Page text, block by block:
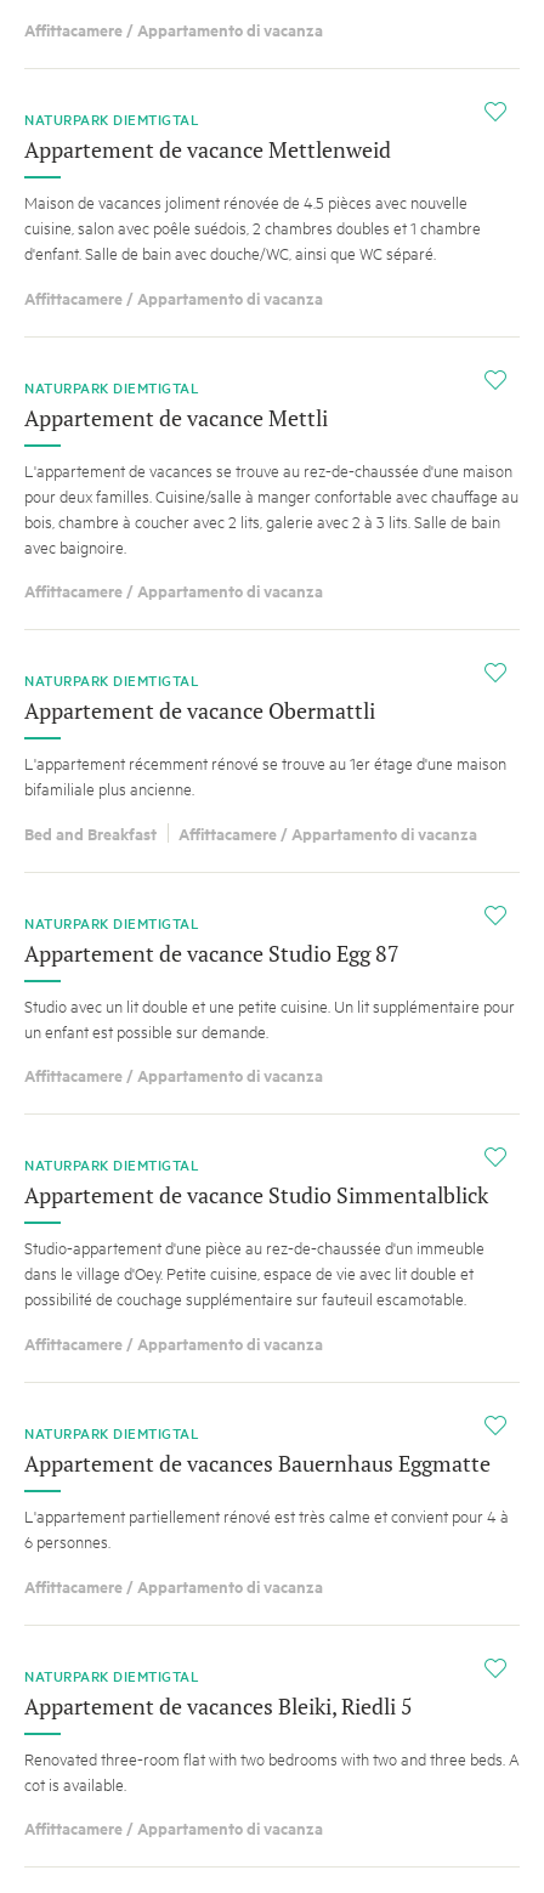
Affittacamere / Appartamento di vacanza
i
NATURPARK DIEMTIGTAL
Appartement de vacance Mettlenweid
Maison de vacances joliment rénovée de 4.5 pièces avec nouvelle
cuisine, salon avec poêle suédois, 2 chambres doubles et 1 chambre
d'enfant. Salle de bain avec douche/WC, ainsi que WC séparé.
Affittacamere / Appartamento di vacanza
i
NATURPARK DIEMTIGTAL
Appartement de vacance Mettli
L'appartement de vacances se trouve au rez-de-chaussée d'une maison
pour deux familles. Cuisine/salle à manger confortable avec chauffage au
bois, chambre à coucher avec 2 lits, galerie avec 2 à 3 lits. Salle de bain
avec baignoire.
Affittacamere / Appartamento di vacanza
i
NATURPARK DIEMTIGTAL
Appartement de vacance Obermattli
L'appartement récemment rénové se trouve au 1er étage d'une maison
bifamiliale plus ancienne.
Bed and Breakfast Affittacamere / Appartamento di vacanza
i
NATURPARK DIEMTIGTAL
Appartement de vacance Studio Egg 87
Studio avec un lit double et une petite cuisine. Un lit supplémentaire pour
un enfant est possible sur demande.
Affittacamere / Appartamento di vacanza
i
NATURPARK DIEMTIGTAL
Appartement de vacance Studio Simmentalblick
Studio-appartement d'une pièce au rez-de-chaussée d'un immeuble
dans le village d'Oey. Petite cuisine, espace de vie avec lit double et
possibilité de couchage supplémentaire sur fauteuil escamotable.
Affittacamere / Appartamento di vacanza
i
NATURPARK DIEMTIGTAL
Appartement de vacances Bauernhaus Eggmatte
L'appartement partiellement rénové est très calme et convient pour 4 à
6 personnes.
Affittacamere / Appartamento di vacanza
i
NATURPARK DIEMTIGTAL
Appartement de vacances Bleiki, Riedli 5
Renovated three-room flat with two bedrooms with two and three beds. A
cot is available.
Affittacamere / Appartamento di vacanza